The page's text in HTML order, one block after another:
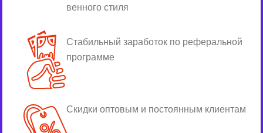
венного стиля
Стабильный заработок по реферальной
программе
Скидки оптовым и постоянным клиентам